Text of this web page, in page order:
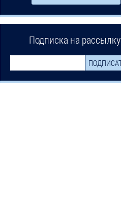
Подписка на рассылку